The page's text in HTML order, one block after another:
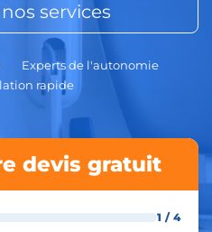
services
Experts de l'autonomie
rapide
devis gratuit
1 / 4